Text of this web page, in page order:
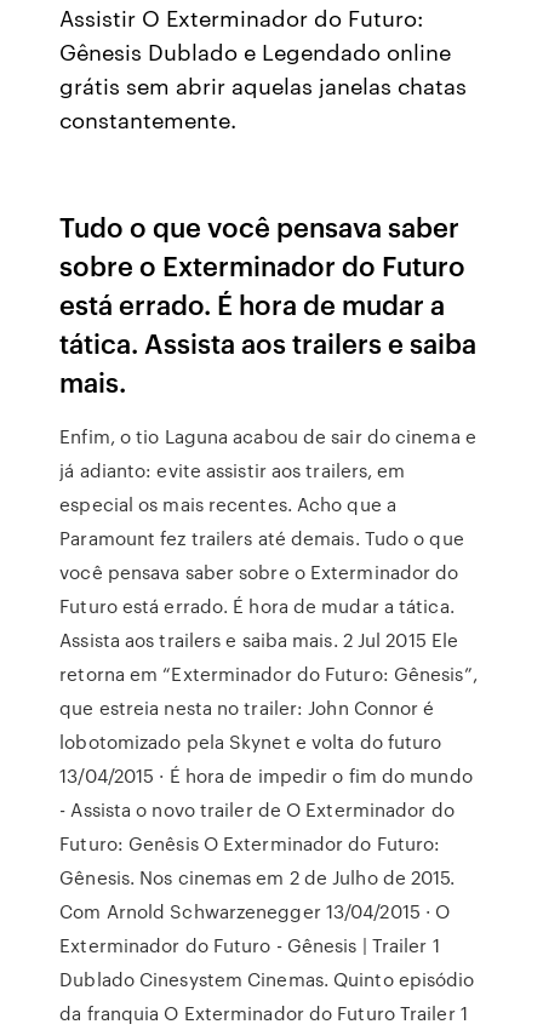
Assistir O Exterminador do Futuro:
Gênesis Dublado e Legendado online
grátis sem abrir aquelas janelas chatas
constantemente.
Tudo o que você pensava saber
sobre o Exterminador do Futuro
está errado. É hora de mudar a
tática. Assista aos trailers e saiba
mais.
Enfim, o tio Laguna acabou de sair do cinema e
já adianto: evite assistir aos trailers, em
especial os mais recentes. Acho que a
Paramount fez trailers até demais. Tudo o que
você pensava saber sobre o Exterminador do
Futuro está errado. É hora de mudar a tática.
Assista aos trailers e saiba mais. 2 Jul 2015 Ele
retorna em “Exterminador do Futuro: Gênesis”,
que estreia nesta no trailer: John Connor é
lobotomizado pela Skynet e volta do futuro
13/04/2015 · É hora de impedir o fim do mundo
- Assista o novo trailer de O Exterminador do
Futuro: Genêsis O Exterminador do Futuro:
Gênesis. Nos cinemas em 2 de Julho de 2015.
Com Arnold Schwarzenegger 13/04/2015 · O
Exterminador do Futuro - Gênesis | Trailer 1
Dublado Cinesystem Cinemas. Quinto episódio
da franquia O Exterminador do Futuro Trailer 1